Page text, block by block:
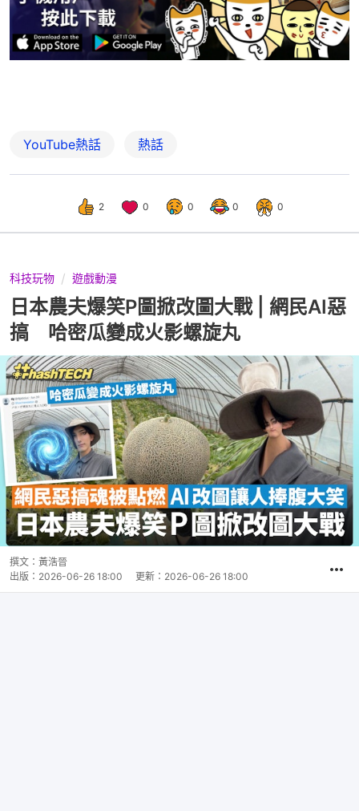
YouTube熱話 熱話
2 0 0 0 0
科技玩物 遊戲動漫
日本農夫爆笑P圖掀改圖大戰 | 網民AI惡
搞 哈密瓜變成火影螺旋丸
撰文： 黃浩晉
出版： 2026-06-26 18:00 更新： 2026-06-26 18:00